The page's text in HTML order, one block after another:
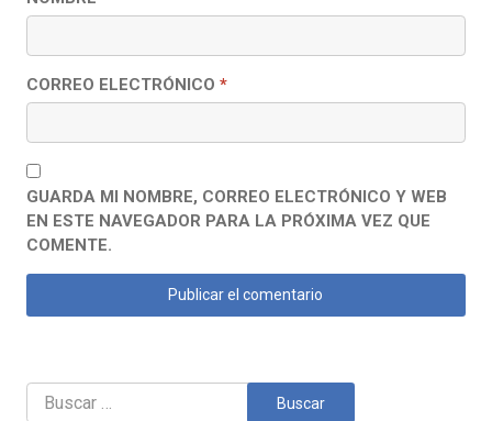
CORREO ELECTRÓNICO *
GUARDA MI NOMBRE, CORREO ELECTRÓNICO Y WEB
EN ESTE NAVEGADOR PARA LA PRÓXIMA VEZ QUE
COMENTE.
Buscar: